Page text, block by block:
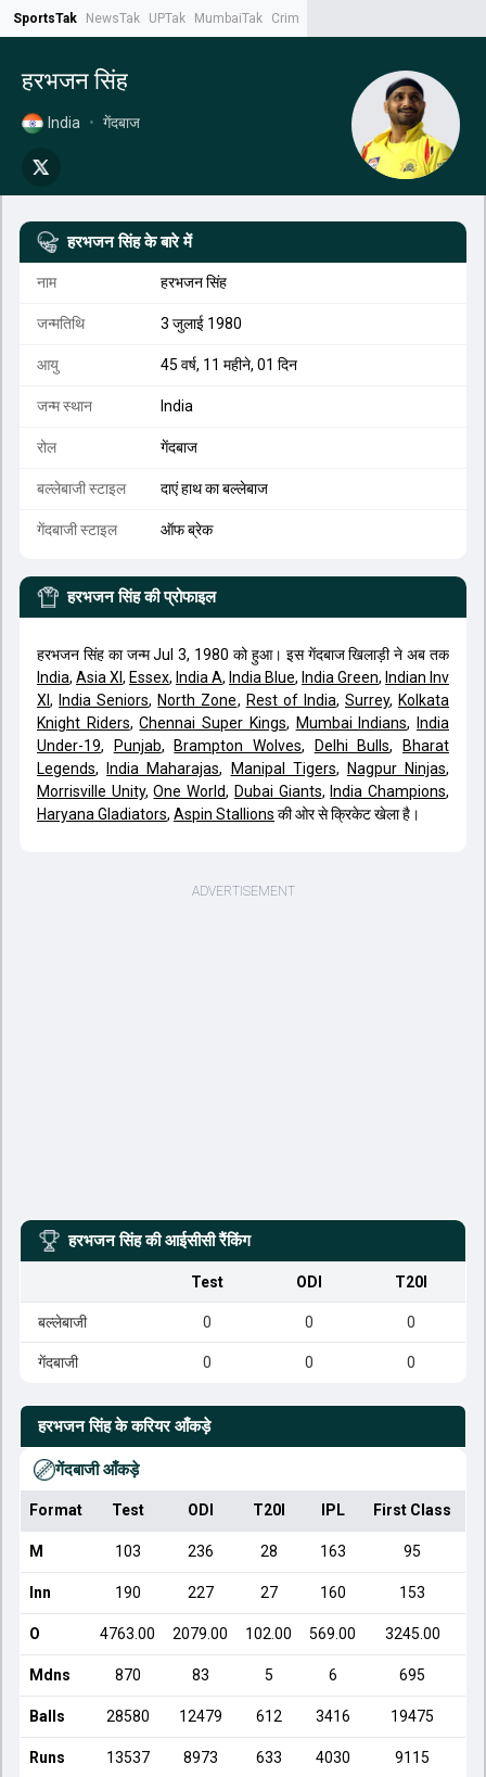
SportsTak NewsTak UPTak MumbaiTak CrimeTak
हरभजन सिंह
India • गेंदबाज
हरभजन सिंह के बारे में
नाम हरभजन सिंह
जन्मतिथि 3 जुलाई 1980
आयु 45 वर्ष, 11 महीने, 01 दिन
जन्म स्थान India
रोल गेंदबाज
बल्लेबाजी स्टाइल दाएं हाथ का बल्लेबाज
गेंदबाजी स्टाइल ऑफ ब्रेक
हरभजन सिंह की प्रोफाइल
हरभजन सिंह का जन्म Jul 3, 1980 को हुआ। इस गेंदबाज खिलाड़ी ने अब तक
India, Asia XI , Essex, India A, India Blue, India Green, Indian Inv
XI , India Seniors, North Zone, Rest of India, Surrey, Kolkata
Knight Riders,Chennai Super Kings, Mumbai Indians,
India
Under-19, Punjab, Brampton Wolves, Delhi Bulls,
Bharat
Legends, India Maharajas, Manipal Tigers, Nagpur Ninjas,
Morrisville Unity,One World, Dubai Giants, India Champions,
Haryana Gladiators, Aspin Stallions की ओर से क्रिकेट खेला है।
हरभजन सिंह की आईसीसी रैंकिंग
Test ODI T20I
बल्लेबाजी 0 0 0
गेंदबाजी 0 0 0
हरभजन सिंह के करियर आँकड़े
गेंदबाजी आँकड़े
Format Test ODI T20I IPL First Class
M 103 236 28 163 95
Inn 190 227 27 160 153
O 4763.00 2079.00 102.00 569.00 3245.00
Mdns 870 83 5 6 695
Balls 28580 12479 612 3416 19475
Runs 13537 8973 633 4030 9115